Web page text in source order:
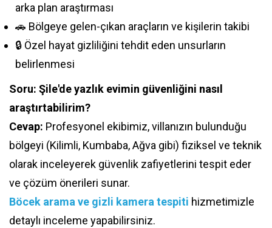
arka plan araştırması
🚗 Bölgeye gelen-çıkan araçların ve kişilerin takibi
🔒 Özel hayat gizliliğini tehdit eden unsurların
belirlenmesi
Soru: Şile'de yazlık evimin güvenliğini nasıl
araştırtabilirim?
Cevap: Profesyonel ekibimiz, villanızın bulunduğu
bölgeyi (Kilimli, Kumbaba, Ağva gibi) fiziksel ve teknik
olarak inceleyerek güvenlik zafiyetlerini tespit eder
ve çözüm önerileri sunar.
Böcek arama ve gizli kamera tespiti hizmetimizle
detaylı inceleme yapabilirsiniz.